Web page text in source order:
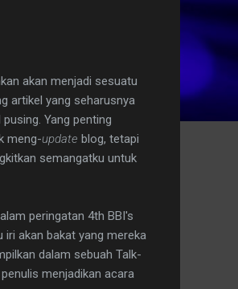
akan menjadi sesuatu
artikel yang seharusnya
Yang penting
meng-update blog, tetapi
semangatku untuk
peringatan 4th BBI's
iri akan bakat yang mereka
dalam sebuah Talk-
menjadikan acara